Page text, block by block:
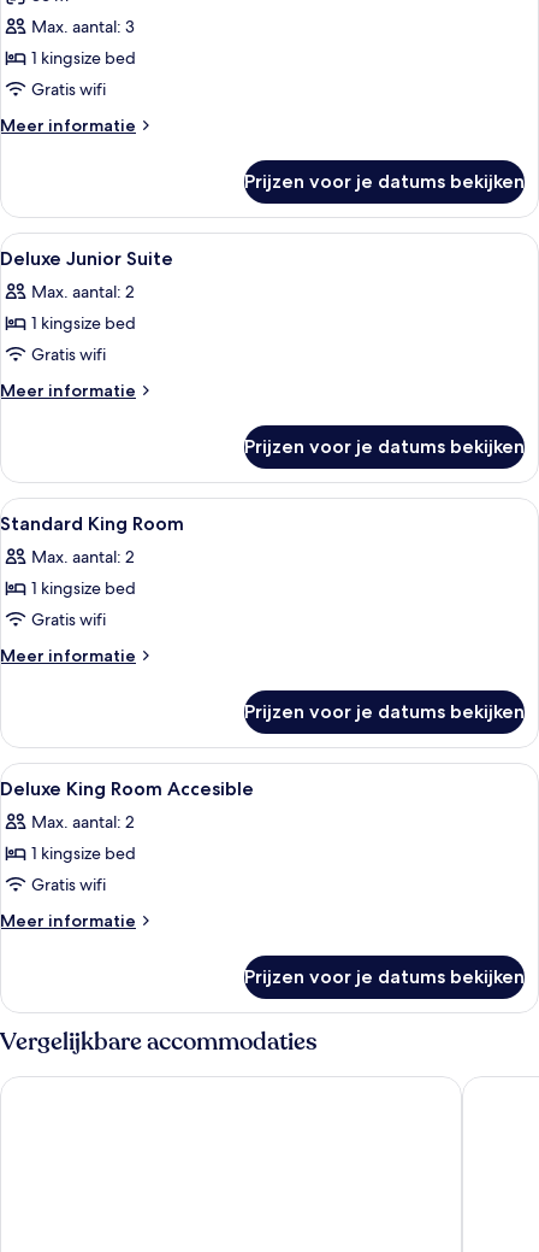
Junior
suite
laden
Max. aantal: 3
1 kingsize bed
Gratis wifi
Meer informatie
Meer
suite
Prijzen voor je datums bekijken
Alle
foto's
voor
Deluxe
Junior
Suite
Luxe beddengoed, een minibar, een
6
Deluxe Junior Suite
Max. aantal: 2
1 kingsize bed
Gratis wifi
Meer informatie
Meer
Junior
Suite
Prijzen voor je datums bekijken
Alle
foto's
voor
Standard
King
Room
Luxe beddengoed, een minibar, een
10
Standard King Room
Max. aantal: 2
1 kingsize bed
Gratis wifi
Meer informatie
Meer
King
Room
Prijzen voor je datums bekijken
Alle
foto's
voor
Deluxe
King
Room
Luxe beddengoed, een minibar, een
9
Deluxe King Room Accesible
Max. aantal: 2
1 kingsize bed
Gratis wifi
Meer informatie
Meer
King
Accesible
Prijzen voor je datums bekijken
Vergelijkbare accommodaties
Cardo Brussels, Autograph Collection The